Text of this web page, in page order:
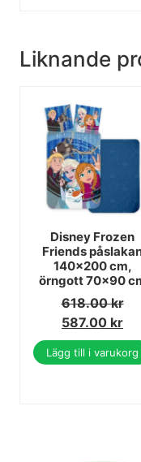
Liknande
Disney Frozen
Friends
140×200 cm,
örngott 70×90
618.00kr
587.00 kr
Lägg till i varukorg